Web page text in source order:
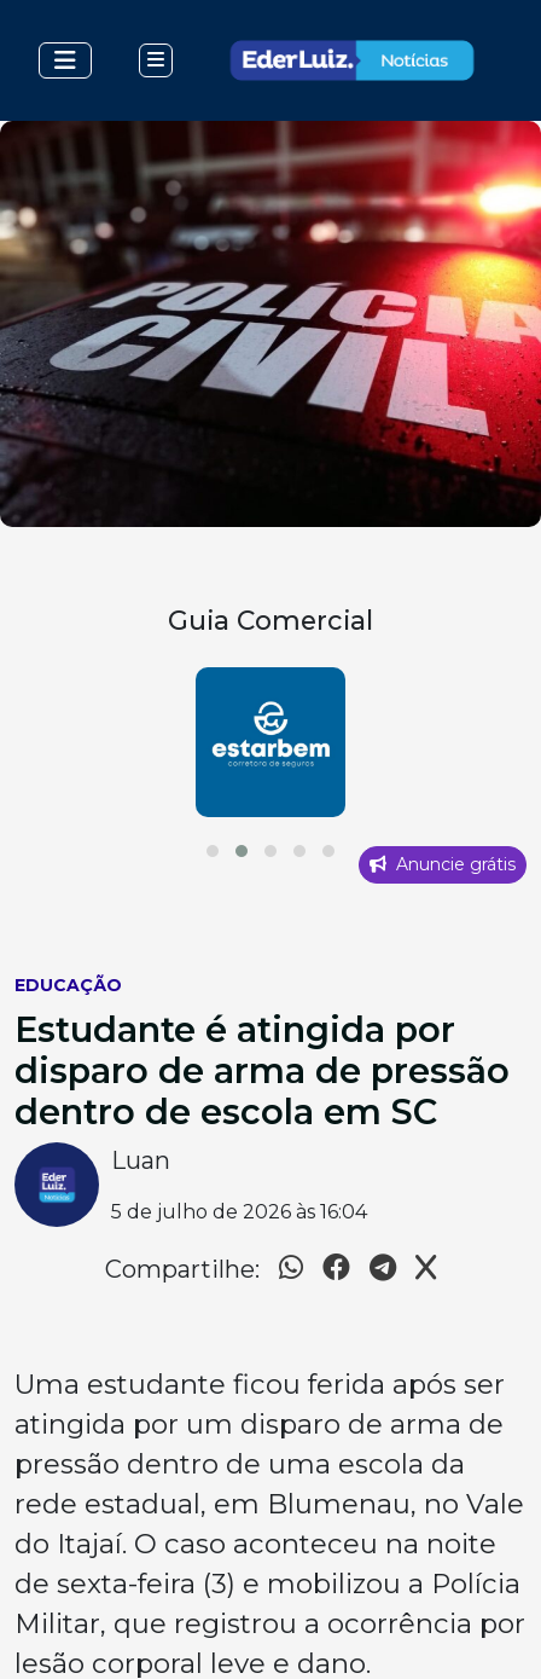
Guia Comercial
Anuncie grátis
EDUCAÇÃO
Estudante é atingida por
disparo de arma de pressão
dentro de escola em SC
Luan
5 de julho de 2026 às 16:04
Compartilhe:
Uma estudante ficou ferida após ser
atingida por um disparo de arma de
pressão dentro de uma escola da
rede estadual, em Blumenau, no Vale
do Itajaí. O caso aconteceu na noite
de sexta-feira (3) e mobilizou a Polícia
Militar, que registrou a ocorrência por
lesão corporal leve e dano.